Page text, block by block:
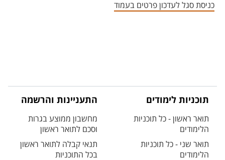
כניסת סגל לעדכון פרטים בעמוד
תוכניות לימודים
תואר ראשון - כל תוכניות
הלימודים
תואר שני - כל תוכניות
הלימודים
התעניינות והרשמה
מחשבון ממוצע בגרות
וסכם לתואר ראשון
תנאי קבלה לתואר ראשון
בכל התוכניות